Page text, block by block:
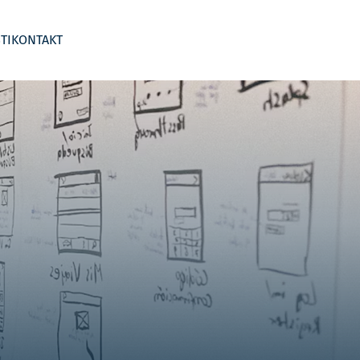
Kontroling po djelatnostima
Business Wargame
KONTAKT